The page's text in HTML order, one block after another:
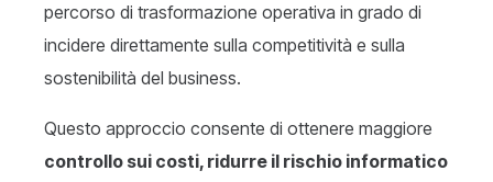
percorso di trasformazione operativa in grado di
incidere direttamente sulla competitività e sulla
sostenibilità del business.
Questo approccio consente di ottenere maggiore
controllo sui costi, ridurre il rischio informatico